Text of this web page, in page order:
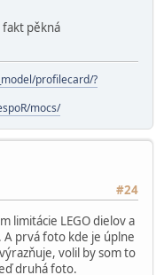
fakt pěkná
profilecard/?
mocs/
#24
limitácie LEGO dielov a
prvá foto kde je úplne
volil by som to
druhá foto.